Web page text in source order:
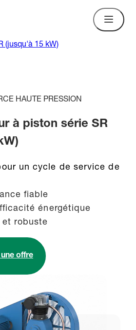
(jusqu'à 15 kW)
HAUTE PRESSION
à piston série SR
un cycle de service de
fiable
énergétique
et robuste
offre